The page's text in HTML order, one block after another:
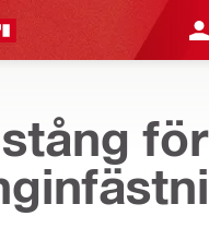
för